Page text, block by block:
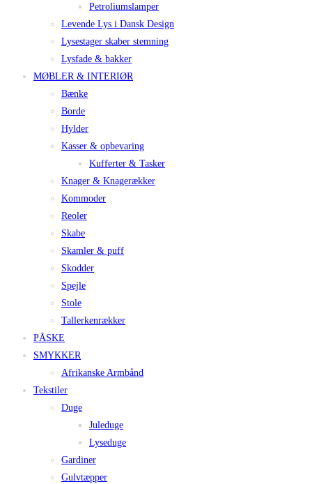
Petroliumslamper
Levende Lys i Dansk Design
Lysestager skaber stemning
Lysfade & bakker
MØBLER & INTERIØR
Bænke
Borde
Hylder
Kasser & opbevaring
Kufferter & Tasker
Knager & Knagerækker
Kommoder
Reoler
Skabe
Skamler & puff
Skodder
Spejle
Stole
Tallerkenrækker
PÅSKE
SMYKKER
Afrikanske Armbånd
Tekstiler
Duge
Juleduge
Lyseduge
Gardiner
Gulvtæpper